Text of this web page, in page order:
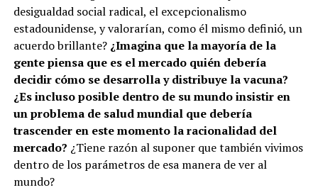
desigualdad social radical, el excepcionalismo
estadounidense, y valorarían, como él mismo definió, un
acuerdo brillante? ¿Imagina que la mayoría de la
gente piensa que es el mercado quién debería
decidir cómo se desarrolla y distribuye la vacuna?
¿Es incluso posible dentro de su mundo insistir en
un problema de salud mundial que debería
trascender en este momento la racionalidad del
mercado? ¿Tiene razón al suponer que también vivimos
dentro de los parámetros de esa manera de ver al
mundo?